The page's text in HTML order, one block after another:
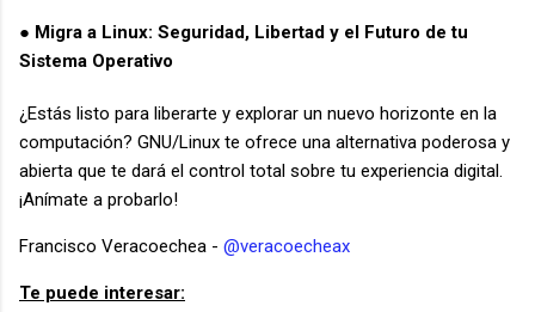
● Migra a Linux: Seguridad, Libertad y el Futuro de tu
Sistema Operativo
¿Estás listo para liberarte y explorar un nuevo horizonte en la
computación? GNU/Linux te ofrece una alternativa poderosa y
abierta que te dará el control total sobre tu experiencia digital.
¡Anímate a probarlo!
Francisco Veracoechea - @veracoecheax
Te puede interesar: